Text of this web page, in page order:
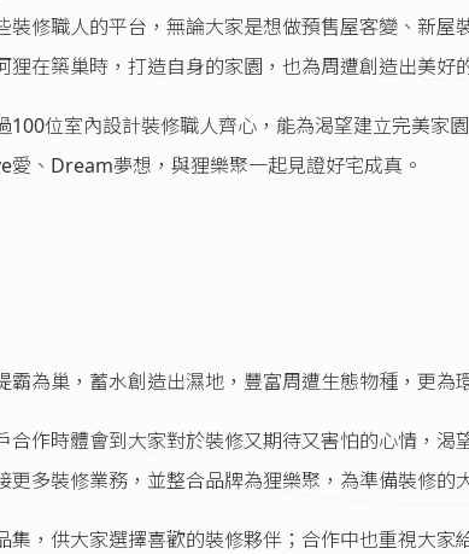
修職人的平台，無論大家是想做預售屋客變、新
在築巢時，打造自身的家園，也為周遭創造出美好
100位室內設計裝修職人齊心，能為渴望建立完美
、Dream夢想，與狸樂聚一起見證好宅成真。
為巢，蓄水創造出濕地，豐富周遭生態物種，更為
作時體會到大家對於裝修又期待又害怕的心情，
多裝修業務，並整合品牌為狸樂聚，為準備裝修的
，供大家選擇喜歡的裝修夥伴；合作中也重視大